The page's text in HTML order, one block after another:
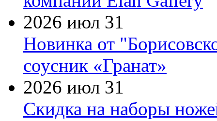
2026 июл 31
Новинка от
соусник «Гранат»
2026 июл 31
Скидка на наборы